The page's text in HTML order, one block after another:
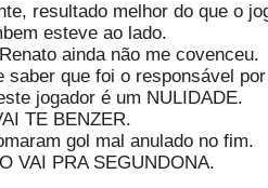
resultado melhor do que o
esteve ao lado.
ainda não me covenceu.
saber que foi o responsável
jogador é um NULIDADE.
TE BENZER.
gol mal anulado no fim.
VAI PRA SEGUNDONA.